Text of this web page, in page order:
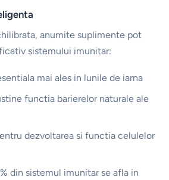
anumite suplimente pot
sistemului imunitar:
mai ales in lunile de iarna
functia barierelor naturale ale
dezvoltarea si functia celulelor
din sistemul imunitar se afla in